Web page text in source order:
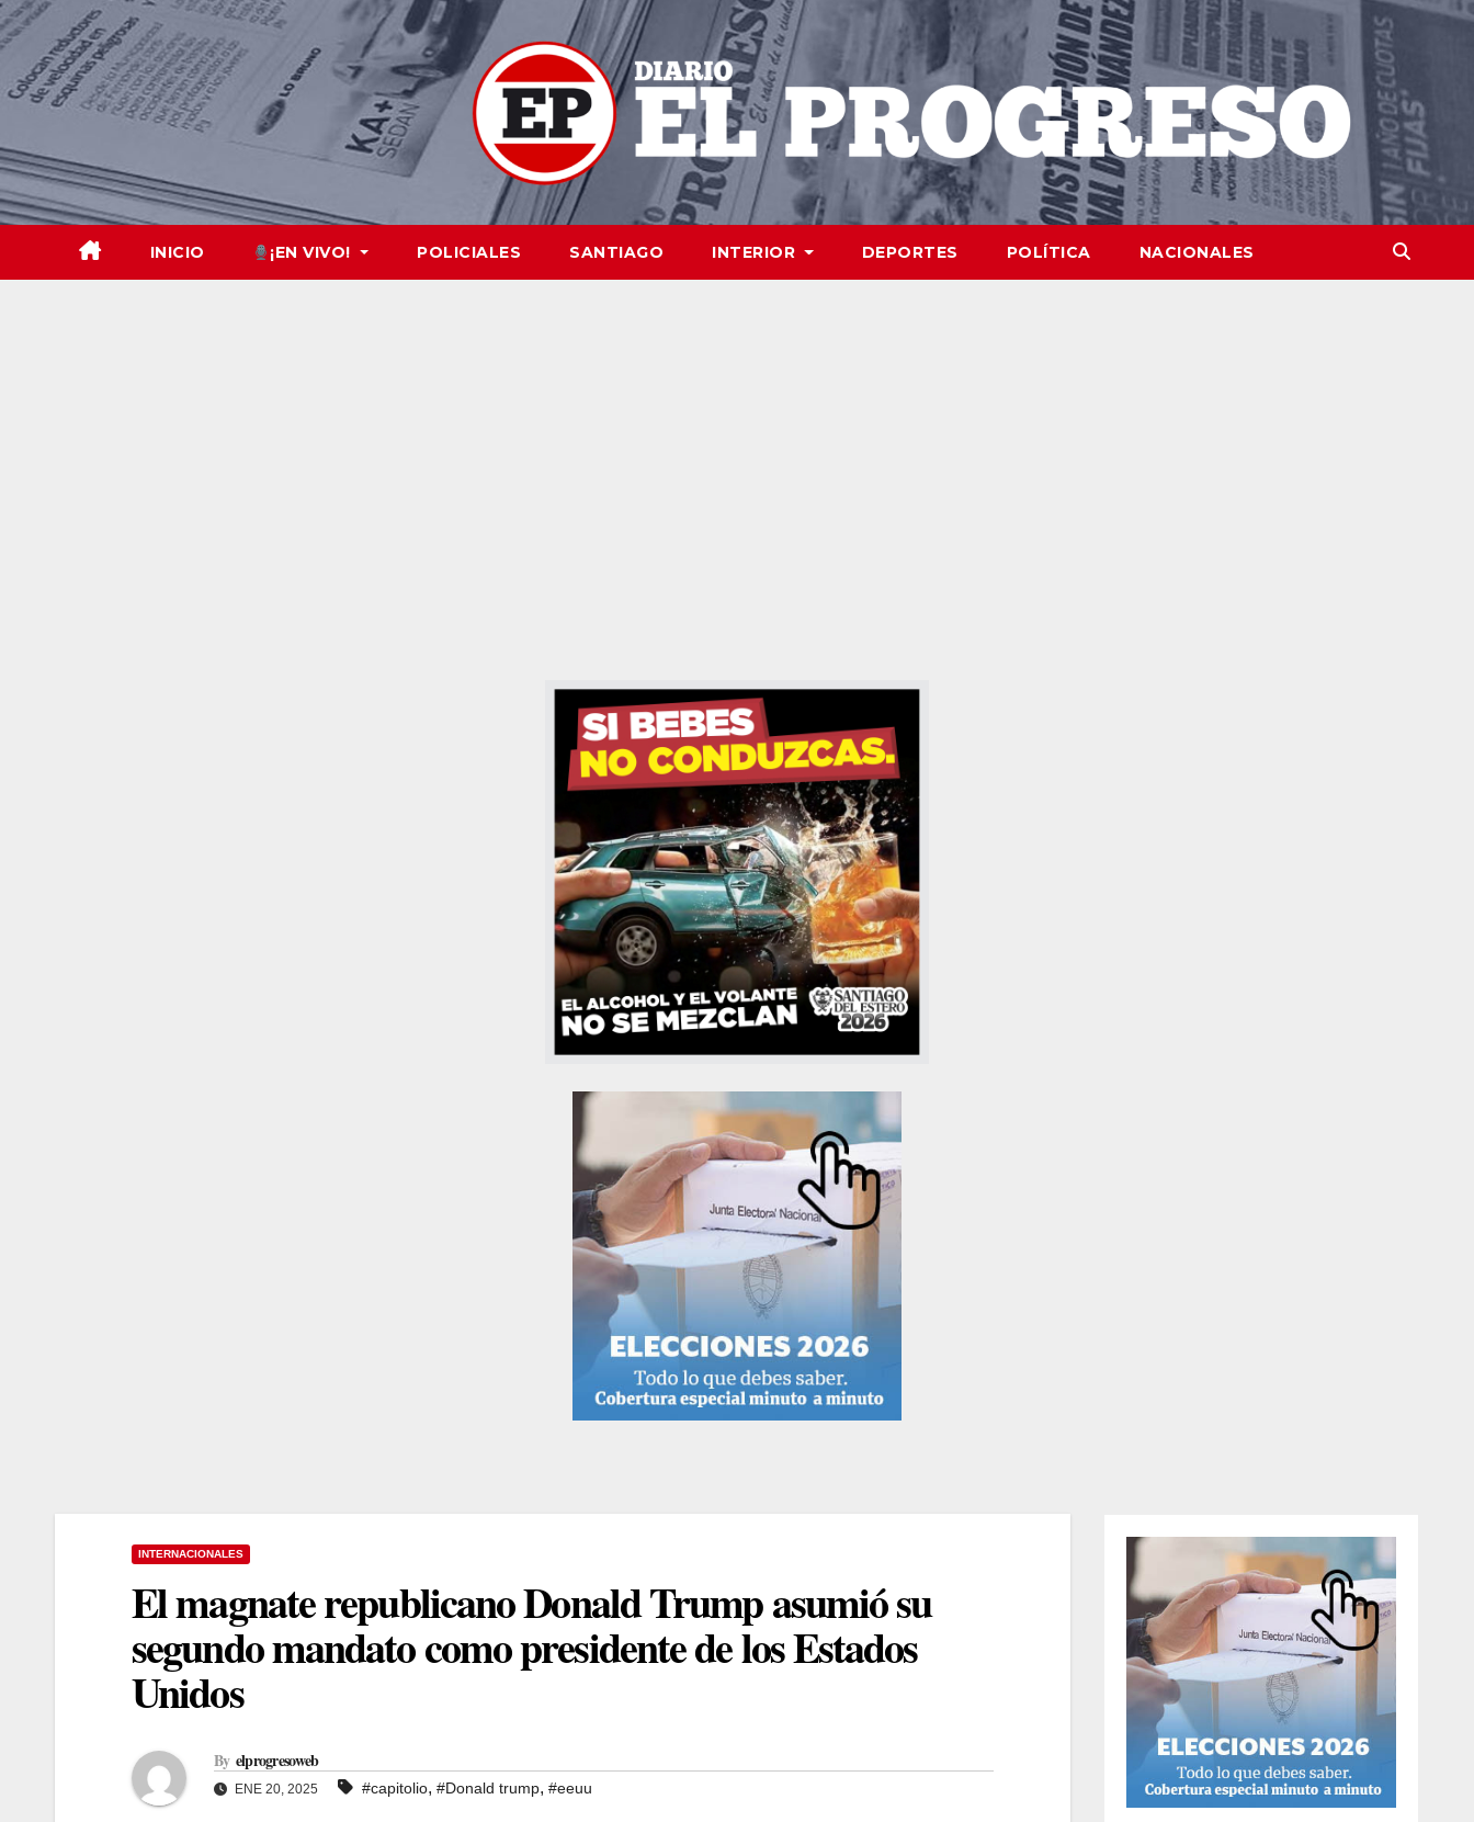
Skip
to
content
INICIO ¡EN VIVO! POLICIALES SANTIAGO INTERIOR DEPORTES POLÍTICA NACIONALES
INTERNACIONALES
El magnate republicano Donald Trump asumió su
segundo mandato como presidente de los Estados
Unidos
By elprogresoweb
ENE 20, 2025 #capitolio, #Donald trump, #eeuu